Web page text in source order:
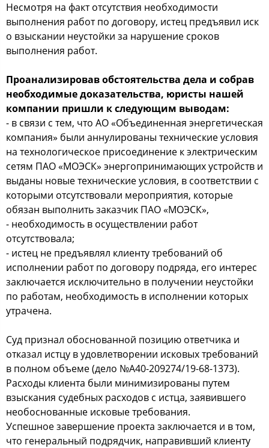
Несмотря на факт отсутствия необходимости
выполнения работ по договору, истец предъявил иск
о взыскании неустойки за нарушение сроков
выполнения работ.
Проанализировав обстоятельства дела и собрав
необходимые доказательства, юристы нашей
компании пришли к следующим выводам:
- в связи с тем, что АО «Объединенная энергетическая
компания» были аннулированы технические условия
на технологическое присоединение к электрическим
сетям ПАО «МОЭСК» энергопринимающих устройств и
выданы новые технические условия, в соответствии с
которыми отсутствовали мероприятия, которые
обязан выполнить заказчик ПАО «МОЭСК»,
- необходимость в осуществлении работ
отсутствовала;
- истец не предъявлял клиенту требований об
исполнении работ по договору подряда, его интерес
заключается исключительно в получении неустойки
по работам, необходимость в исполнении которых
утрачена.
Суд признал обоснованной позицию ответчика и
отказал истцу в удовлетворении исковых требований
в полном объеме (дело №А40-209274/19-68-1373).
Расходы клиента были минимизированы путем
взыскания судебных расходов с истца, заявившего
необоснованные исковые требования.
Успешное завершение проекта заключается и в том,
что генеральный подрядчик, направивший клиенту